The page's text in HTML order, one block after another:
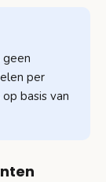
per
basis van